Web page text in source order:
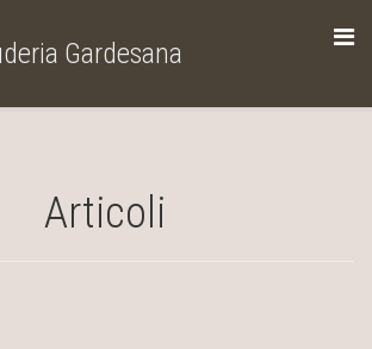
Gardesana
Articoli